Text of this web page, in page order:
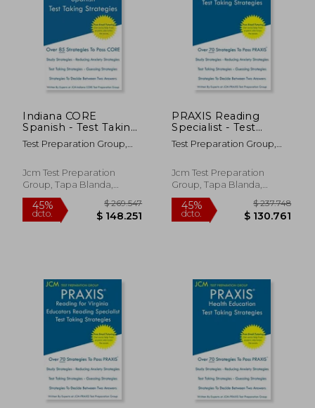
45%
$ 151.946
45%
dcto.
Indiana CORE
Spanish - Test Taking
Strategies: Indiana
CORE 059 Exam -
(en Inglés)
Test Preparation Group,
Jcm Test Preparation
Group, Tapa Blanda,
Nuevo
PRAXIS Reading
Specialist - Test
Taking Strategies:
Free Online Tutoring
The latest strategies
to pass your exam.
Test Preparation Group,
Jcm Test Preparation
Group, Tapa Blanda,
Nuevo